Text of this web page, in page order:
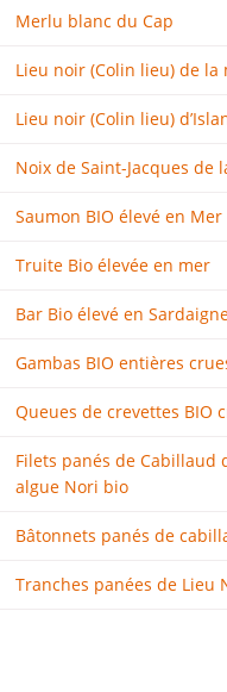
Merlu blanc du Cap
Lieu noir (Colin lieu) de la
Lieu noir (Colin lieu)
Noix de Saint-Jacques de
Saumon BIO élevé en Mer
Truite Bio élevée en mer
Bar Bio élevé en
Gambas BIO entières
Queues de crevettes BIO
Filets panés de Cabillaud
algue Nori bio
Bâtonnets panés de
Tranches panées de Lieu